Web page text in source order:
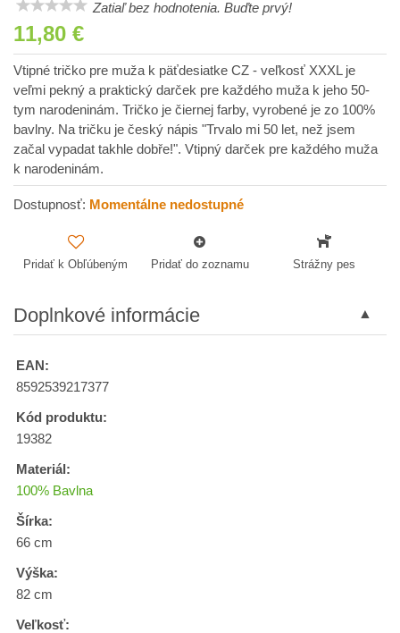
Zatiaľ bez hodnotenia. Buďte prvý!
11,80 €
Vtipné tričko pre muža k päťdesiatke CZ - veľkosť XXXL je
veľmi pekný a praktický darček pre každého muža k jeho 50-
tym narodeninám. Tričko je čiernej farby, vyrobené je zo 100%
bavlny. Na tričku je český nápis "Trvalo mi 50 let, než jsem
začal vypadat takhle dobře!". Vtipný darček pre každého muža
k narodeninám.
Dostupnosť: Momentálne nedostupné
Pridať k Obľúbeným Pridať do zoznamu Strážny pes
Doplnkové informácie
EAN:
8592539217377
Kód produktu:
19382
Materiál:
100% Bavlna
Šírka:
66 cm
Výška:
82 cm
Veľkosť: